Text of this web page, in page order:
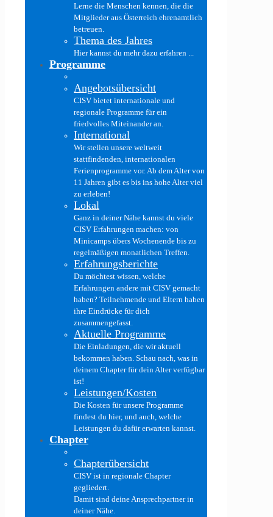
Lerne die Menschen kennen, die die
Mitglieder aus Österreich ehrenamtlich
betreuen.
Thema des Jahres
Hier kannst du mehr dazu erfahren ...
Programme
Angebotsübersicht
CISV bietet internationale und
regionale Programme für ein
friedvolles Miteinander an.
International
Wir stellen unsere weltweit
stattfindenden, internationalen
Ferienprogramme vor. Ab dem Alter von
11 Jahren gibt es bis ins hohe Alter viel
zu erleben!
Lokal
Ganz in deiner Nähe kannst du viele
CISV Erfahrungen machen: von
Minicamps übers Wochenende bis zu
regelmäßigen monatlichen Treffen.
Erfahrungsberichte
Du möchtest wissen, welche
Erfahrungen andere mit CISV gemacht
haben? Teilnehmende und Eltern haben
ihre Eindrücke für dich
zusammengefasst.
Aktuelle Programme
Die Einladungen, die wir aktuell
bekommen haben. Schau nach, was in
deinem Chapter für dein Alter verfügbar
ist!
Leistungen/Kosten
Die Kosten für unsere Programme
findest du hier, und auch, welche
Leistungen du dafür erwarten kannst.
Chapter
Chapterübersicht
CISV ist in regionale Chapter
gegliedert.
Damit sind deine Ansprechpartner in
deiner Nähe.